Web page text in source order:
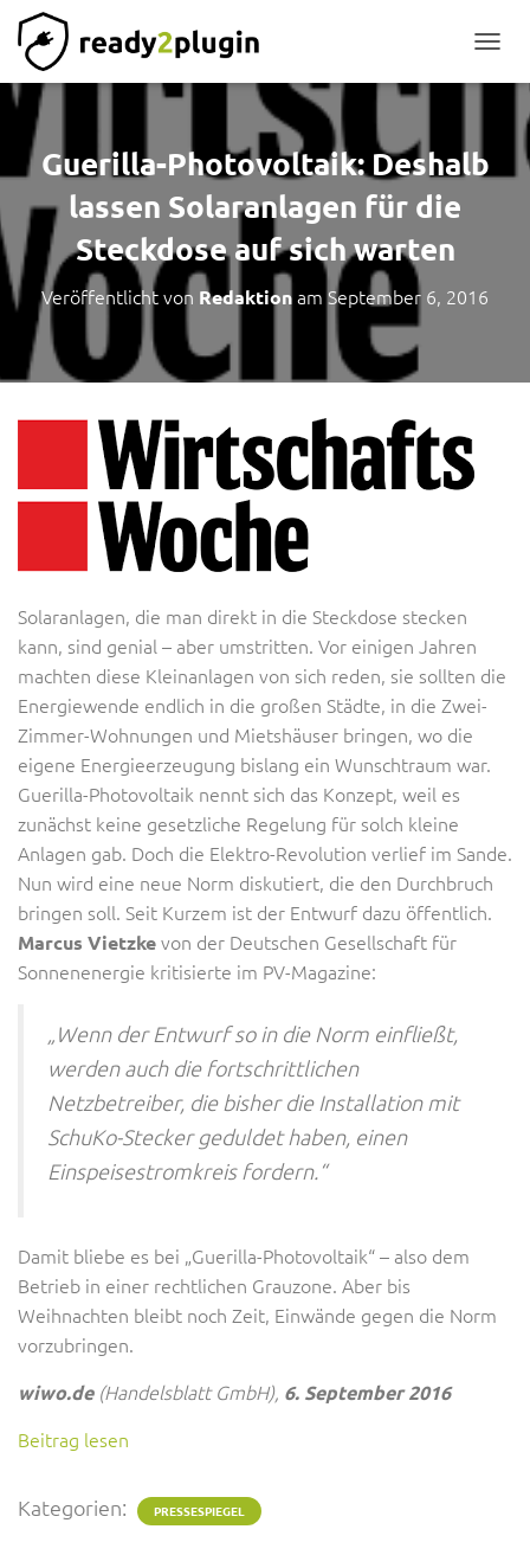
Guerilla-Photovoltaik: Deshalb
lassen Solaranlagen für die
Steckdose auf sich warten
Veröffentlicht von Redaktionam September 6, 2016
Solaranlagen, die man direkt in die Steckdose stecken
kann, sind genial – aber umstritten. Vor einigen Jahren
machten diese Kleinanlagen von sich reden, sie sollten die
Energiewende endlich in die großen Städte, in die Zwei-
Zimmer-Wohnungen und Mietshäuser bringen, wo die
eigene Energieerzeugung bislang ein Wunschtraum war.
Guerilla-Photovoltaik nennt sich das Konzept, weil es
zunächst keine gesetzliche Regelung für solch kleine
Anlagen gab. Doch die Elektro-Revolution verlief im Sande.
Nun wird eine neue Norm diskutiert, die den Durchbruch
bringen soll. Seit Kurzem ist der Entwurf dazu öffentlich.
Marcus Vietzkevon der Deutschen Gesellschaft für
Sonnenenergie kritisierte im PV-Magazine:
„Wenn der Entwurf so in die Norm einfließt,
werden auch die fortschrittlichen
Netzbetreiber, die bisher die Installation mit
SchuKo-Stecker geduldet haben, einen
Einspeisestromkreis fordern.“
Damit bliebe es bei „Guerilla-Photovoltaik“ – also dem
Betrieb in einer rechtlichen Grauzone. Aber bis
Weihnachten bleibt noch Zeit, Einwände gegen die Norm
vorzubringen.
wiwo.de(Handelsblatt GmbH), 6. September 2016
Beitrag lesen
Kategorien: PRESSESPIEGEL